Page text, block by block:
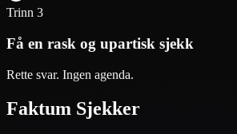
Trinn 3
Få en rask og upartisk sjekk
Rette svar. Ingen agenda.
Faktum Sjekker